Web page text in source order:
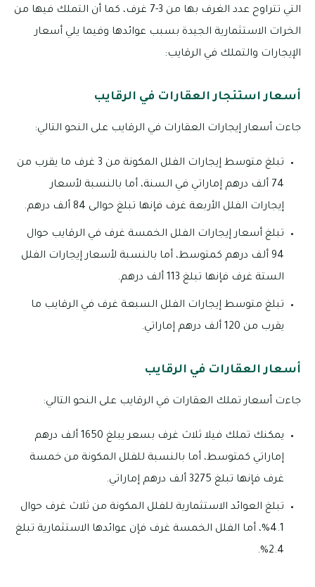
التي تتراوح عدد الغرف بها من 3-7 غرف، كما أن التملك فيها من
الخرات الاستثمارية الجيدة بسبب عوائدها وفيما يلي أسعار
الإيجارات والتملك في الرقايب:
أسعار استئجار العقارات في الرقايب
جاءت أسعار إيجارات العقارات في الرقايب على النحو التالي:
تبلغ متوسط إيجارات الفلل المكونة من 3 غرف ما يقرب من
74 ألف درهم إماراتي في السنة، أما بالنسبة لأسعار
إيجارات الفلل الأربعة غرف فإنها تبلغ حوالى 84 ألف درهم.
تبلغ أسعار إيجارات الفلل الخمسة غرف في الرقايب حوال
94 ألف درهم كمتوسط، أما بالنسبة لأسعار إيجارات الفلل
الستة غرف فإنها تبلغ 113 ألف درهم.
تبلغ متوسط إيجارات الفلل السبعة غرف في الرقايب ما
يقرب من 120 ألف درهم إماراتي.
أسعار العقارات في الرقايب
جاءت أسعار تملك العقارات في الرقايب على النحو التالي:
يمكنك تملك فيلا ثلاث غرف بسعر يبلغ 1650 ألف درهم
إماراتي كمتوسط، أما بالنسبة للفلل المكونة من خمسة
غرف فإنها تبلغ 3275 ألف درهم إماراتي.
تبلغ العوائد الاستثمارية للفلل المكونة من ثلاث غرف حوال
4.1%، أما الفلل الخمسة غرف فإن عوائدها الاستثمارية تبلغ
2.4%.